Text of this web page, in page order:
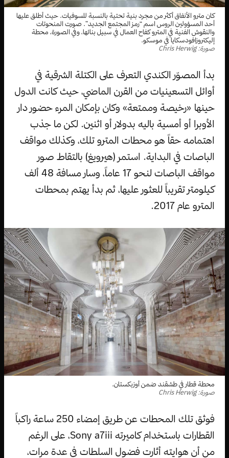
كان مترو الأنفاق أكثر من مجرد بنية تحتية بالنسبة للسوفيات. حيث أطلق عليها
أحد المسؤولين الروس اسم “رمز المجتمع الجديد”. صورت المنحوتات
والنقوش الفنية في المترو كفاح العمال في سبيل بنائها، وفي الصورة، محطة
إليكتروزافودسكايا في موسكو.
صورة: Chris Herwig
بدأ المصوّر الكندي التعرف على الكتلة الشرقية في
أوائل التسعينيات من القرن الماضي، حيث كانت الدول
حينها «رخيصة وممتعة» وكان بإمكان المرء حضور دار
الأوبرا أو أمسية باليه بدولار أو اثنين. لكن ما جذب
اهتمامه حقاً هو محطات المترو تلك، وكذلك مواقف
الباصات في البداية. استمر (هيرويغ) بالتقاط صور
مواقف الباصات لنحو 17 عاماً، وسار مسافة 48 ألف
كيلومتر تقريباً للعثور عليها، ثم بدأ يهتم بمحطات
المترو عام 2017.
محطة قطار في طشقند ضمن أوزبكستان.
صورة: Chris Herwig
فوثق تلك المحطات عن طريق إمضاء 250 ساعة راكباً
القطارات باستخدام كاميرته Sony a7iii، على الرغم
من أن هوايته أثارت فضول السلطات في عدة مرات،